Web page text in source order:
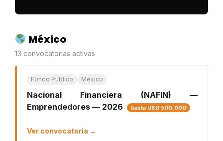
México
13 convocatorias activas
Fondo Público México
Nacional Financiera (NAFIN) —
Emprendedores — 2026
hasta USD 500,000
Ver convocatoria →